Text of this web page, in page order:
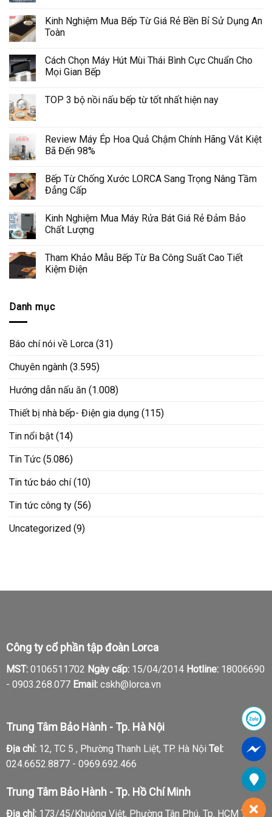
Kinh Nghiệm Mua Bếp Từ Giá Rẻ Bền Bỉ Sử Dụng An
Toàn
Cách Chọn Máy Hút Mùi Thái Bình Cực Chuẩn Cho
Mọi Gian Bếp
TOP 3 bộ nồi nấu bếp từ tốt nhất hiện nay
Review Máy Ép Hoa Quả Chậm Chính Hãng Vắt Kiệt
Bã Đến 98%
Bếp Từ Chống Xước LORCA Sang Trọng Nâng Tầm
Đẳng Cấp
Kinh Nghiệm Mua Máy Rửa Bát Giá Rẻ Đảm Bảo
Chất Lượng
Tham Khảo Mẫu Bếp Từ Ba Công Suất Cao Tiết
Kiệm Điện
Danh mục
Báo chí nói về Lorca (31)
Chuyên ngành (3.595)
Hướng dẫn nấu ăn (1.008)
Thiết bị nhà bếp- Điện gia dụng (115)
Tin nổi bật (14)
Tin Tức (5.086)
Tin tức báo chí(10)
Tin tức công ty (56)
Uncategorized (9)
Công ty cổ phần tập đoàn Lorca
MST:0106511702 Ngày cấp:15/04/2014 Hotline:18006690
- 0903.268.077 Email:cskh@lorca.vn
Trung Tâm Bảo Hành - Tp. Hà Nội
Địa chỉ:12, TC 5 , Phường Thanh Liệt, TP. Hà Nội Tel:
024.6652.8877 - 0969.692.466
Trung Tâm Bảo Hành - Tp. Hồ Chí Minh
Địa chỉ:173/45/Khuông Việt, Phường Tân Phú, Tp. HCM Tel: